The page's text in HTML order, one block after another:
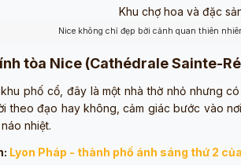
Nice không chỉ đẹp bởi cảnh quan thiên
tòa Nice (Cathédrale Sainte-
phố cổ, đây là một nhà thờ nhỏ nhưng
theo đạo hay không, cảm giác bước vào
nhiệt.
Lyon Pháp - thành phố ánh sáng thứ 2